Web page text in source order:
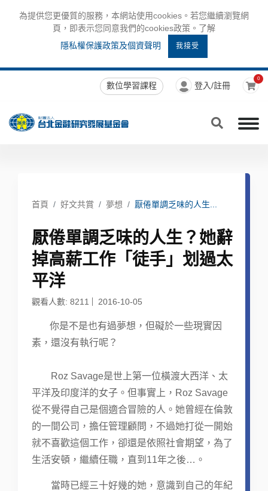
為提供您更優質的服務，本網站使用cookies。若您繼續瀏覽網
頁，即表示您同意我們的cookies政策。了解
隱私權保護政策及個資聲明
我接受
數位學習課程 登入/註冊
0
首頁 好文共賞 夢想 厭倦單調乏味的人生...
厭倦單調乏味的人生？她辭
掉高薪工作「徒手」划過太
平洋
觀看人數: 8211 2016-10-05
你是不是也有過夢想，但礙於一些現實因
素，還沒有執行呢？
Roz Savage是世上第一位橫渡大西洋、太
平洋及印度洋的女子。但事實上，Roz Savage
從不覺得自己是個適合冒險的人。她曾經在倫敦
的一間公司，擔任管理顧問，不過她打從一開始
就不喜歡這個工作，卻還是依照社會期望，為了
生活安頓，繼續任職，直到11年之後…。
當時已經三十好幾的她，意識到自己的年紀